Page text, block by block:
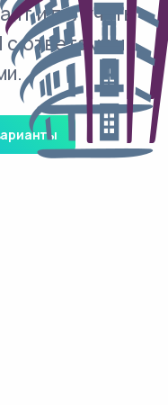
и получить
ответами и